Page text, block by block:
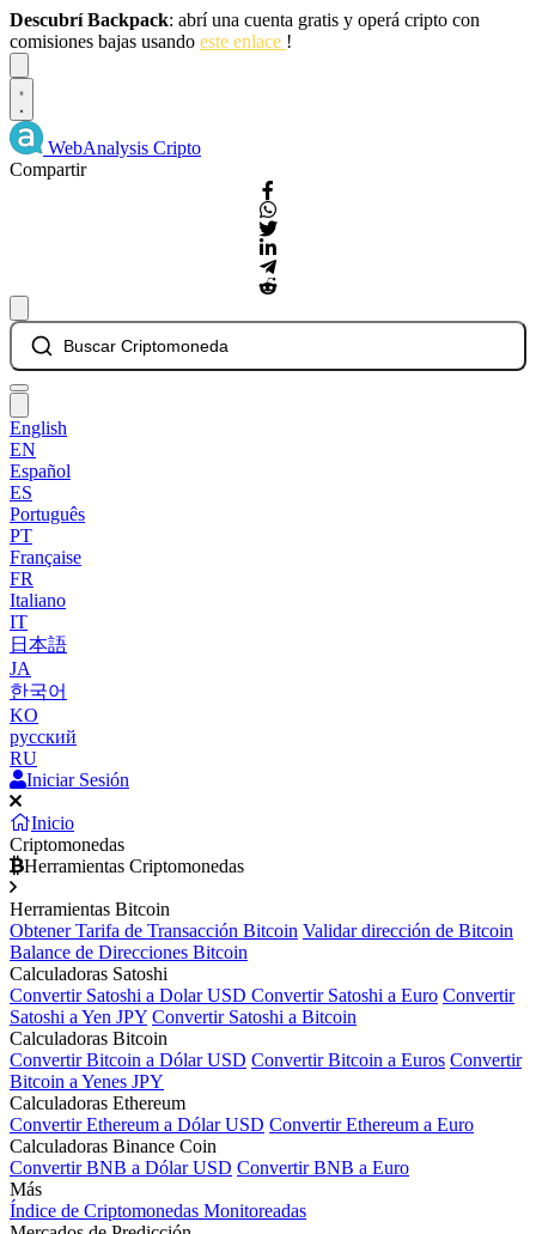
Descubrí Backpack: abrí una cuenta gratis y operá cripto con
comisiones bajas usando este enlace !
WebAnalysis Cripto
Compartir
Buscar Criptomoneda
English
EN
Español
ES
Português
PT
Française
FR
Italiano
IT
日本語
JA
한국어
KO
русский
RU
Iniciar Sesión
Inicio
Criptomonedas
Herramientas Criptomonedas
Herramientas Bitcoin
Obtener Tarifa de Transacción Bitcoin Validar dirección de Bitcoin
Balance de Direcciones Bitcoin
Calculadoras Satoshi
Convertir Satoshi a Dolar USD Convertir Satoshi a Euro Convertir
Satoshi a Yen JPY Convertir Satoshi a Bitcoin
Calculadoras Bitcoin
Convertir Bitcoin a Dólar USD Convertir Bitcoin a Euros Convertir
Bitcoin a Yenes JPY
Calculadoras Ethereum
Convertir Ethereum a Dólar USD Convertir Ethereum a Euro
Calculadoras Binance Coin
Convertir BNB a Dólar USD Convertir BNB a Euro
Más
Índice de Criptomonedas Monitoreadas